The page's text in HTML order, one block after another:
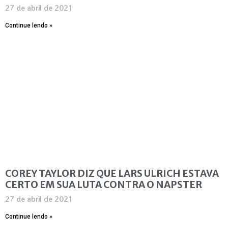
27 de abril de 2021
Continue lendo »
COREY TAYLOR DIZ QUE LARS ULRICH ESTAVA
CERTO EM SUA LUTA CONTRA O NAPSTER
27 de abril de 2021
Continue lendo »